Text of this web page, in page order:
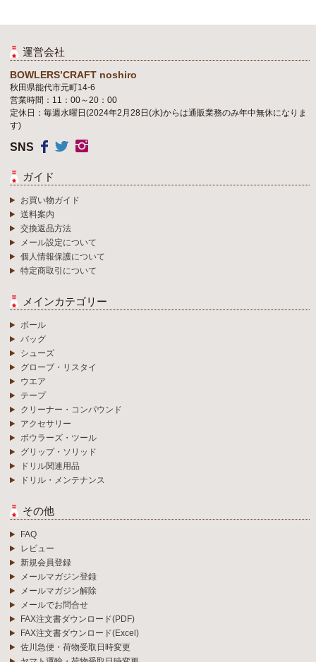
運営会社
BOWLERS’CRAFT noshiro
秋田県能代市元町14-6
営業時間：11：00～20：00
定休日：毎週水曜日(2024年2月28日(水)からは通販業務のみ年中無休になりま
す)
SNS
ガイド
お買い物ガイド
送料案内
交換返品方法
メール設定について
個人情報保護について
特定商取引について
メインカテゴリー
ボール
バッグ
シューズ
グローブ・リスタイ
ウエア
テープ
クリーナー・コンパウンド
アクセサリー
ボウラーズ・ツール
グリップ・ソリッド
ドリル関連用品
ドリル・メンテナンス
その他
FAQ
レビュー
新規会員登録
メールマガジン登録
メールマガジン解除
メールでお問合せ
FAX注文書ダウンロード(PDF)
FAX注文書ダウンロード(Excel)
佐川急便・荷物受取日時変更